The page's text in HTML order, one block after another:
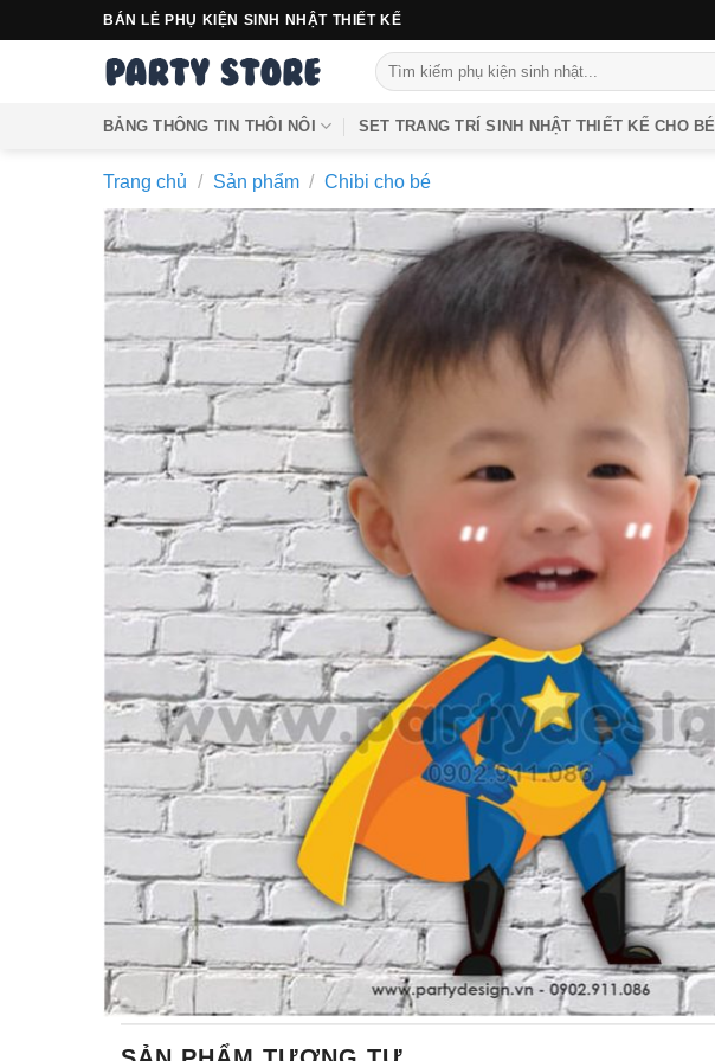
qua
BÁN LẺ PHỤ KIỆN SINH NHẬT THIẾT KẾ
Tìm
kiếm:
BẢNG THÔNG TIN THÔI NÔI SET TRANG TRÍ SINH NHẬT THIẾT KẾ CHO BÉ
Trang chủ / Sản phẩm / Chibi cho bé